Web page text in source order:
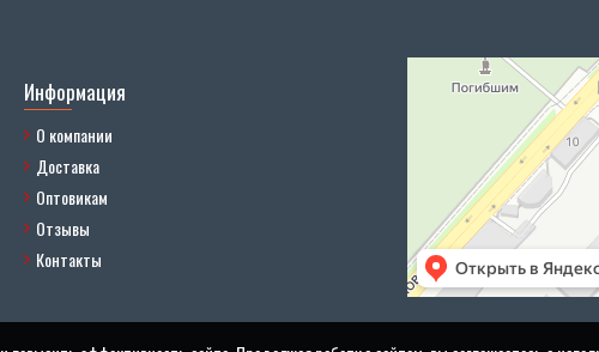
Информация
О компании
Доставка
Оптовикам
Отзывы
Контакты